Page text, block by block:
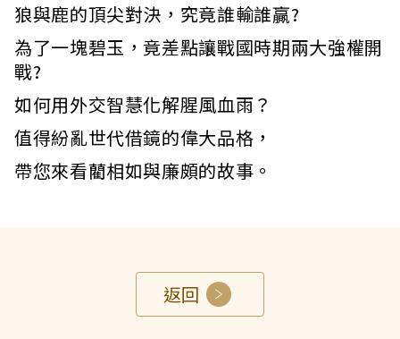
狼與鹿的頂尖對決，究竟誰輸誰贏?
為了一塊碧玉，竟差點讓戰國時期兩大強權開
戰?
如何用外交智慧化解腥風血雨？
值得紛亂世代借鏡的偉大品格，
帶您來看藺相如與廉頗的故事。
返回